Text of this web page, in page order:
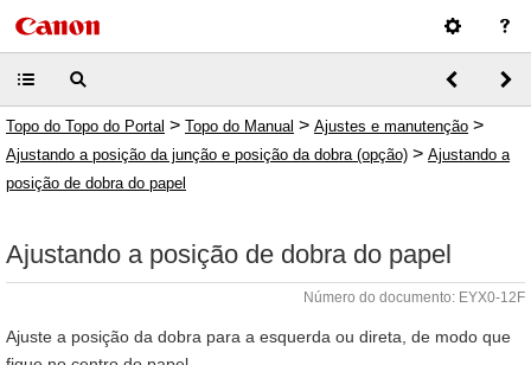
Topo do Topo do Portal > Topo do Manual > Ajustes e manutenção >
Ajustando a posição da junção e posição da dobra (opção) > Ajustando a
posição de dobra do papel
Ajustando a posição de dobra do papel
Número do documento: EYX0-12F
Ajuste a posição da dobra para a esquerda ou direta, de modo que